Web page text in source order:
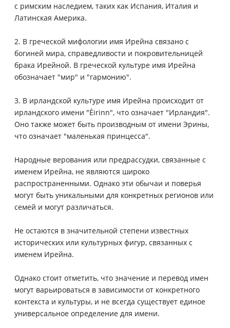
с римским наследием, таких как Испания, Италия и
Латинская Америка.
2. В греческой мифологии имя Ирейна связано с
богиней мира, справедливости и покровительницей
брака Ирейной. В греческой культуре имя Ирейна
обозначает "мир" и "гармонию".
3. В ирландской культуре имя Ирейна происходит от
ирландского имени "Éirinn", что означает "Ирландия".
Оно также может быть производным от имени Эрины,
что означает "маленькая принцесса".
Народные верования или предрассудки, связанные с
именем Ирейна, не являются широко
распространенными. Однако эти обычаи и поверья
могут быть уникальными для конкретных регионов или
семей и могут различаться.
Не остаются в значительной степени известных
исторических или культурных фигур, связанных с
именем Ирейна.
Однако стоит отметить, что значение и перевод имен
могут варьироваться в зависимости от конкретного
контекста и культуры, и не всегда существует единое
универсальное определение для имени.